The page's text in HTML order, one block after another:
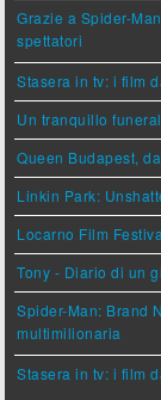
Grazie a Spider-
spettatori
Stasera in tv: i film
Un tranquillo
Queen Budapest,
Linkin Park:
Locarno Film
Tony - Diario di un
Spider-Man: Brand
multimilionaria
Stasera in tv: i film